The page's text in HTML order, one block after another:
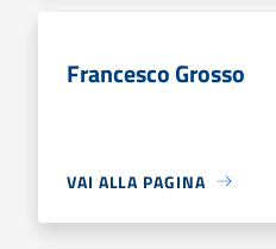
Francesco Grosso
VAI ALLA PAGINA